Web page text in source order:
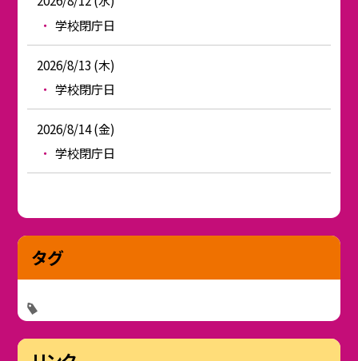
学校閉庁日
2026/8/13 (木)
学校閉庁日
2026/8/14 (金)
学校閉庁日
タグ